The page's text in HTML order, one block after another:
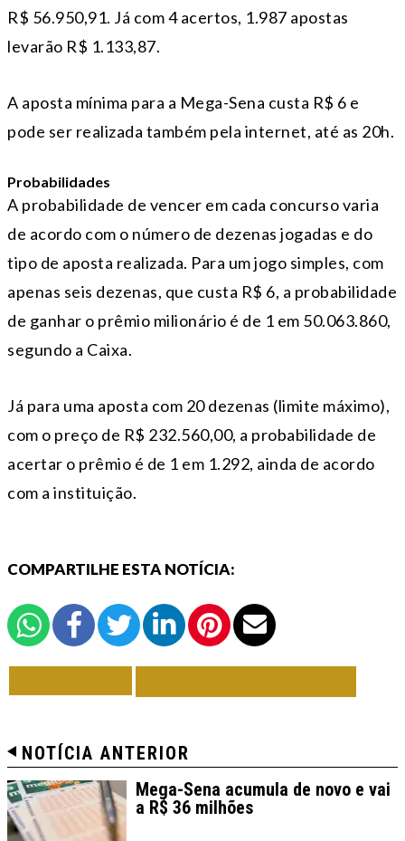
R$ 56.950,91. Já com 4 acertos, 1.987 apostas
levarão R$ 1.133,87.
A aposta mínima para a Mega-Sena custa R$ 6 e
pode ser realizada também pela internet, até as 20h.
Probabilidades
A probabilidade de vencer em cada concurso varia
de acordo com o número de dezenas jogadas e do
tipo de aposta realizada. Para um jogo simples, com
apenas seis dezenas, que custa R$ 6, a probabilidade
de ganhar o prêmio milionário é de 1 em 50.063.860,
segundo a Caixa.
Já para uma aposta com 20 dezenas (limite máximo),
com o preço de R$ 232.560,00, a probabilidade de
acertar o prêmio é de 1 em 1.292, ainda de acordo
com a instituição.
COMPARTILHE ESTA NOTÍCIA:
NOTÍCIA ANTERIOR
Mega-Sena acumula de novo e vai
a R$ 36 milhões